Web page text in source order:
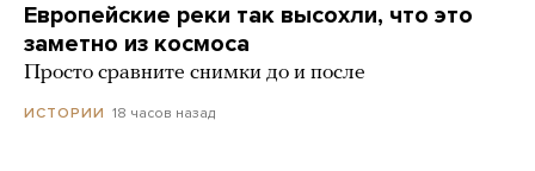
Европейские реки так высохли, что это
заметно из космоса
Просто сравните снимки до и после
ИСТОРИИ 18 часов назад